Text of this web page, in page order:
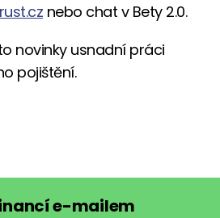
nebo chat v Bety 2.0.
novinky usnadní práci
pojištění.
e-mailem